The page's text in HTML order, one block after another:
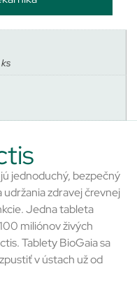
jednoduchý, bezpečný
zdravej črevnej
Jedna tableta
miliónov živých
Tablety BioGaia sa
v ústach už od